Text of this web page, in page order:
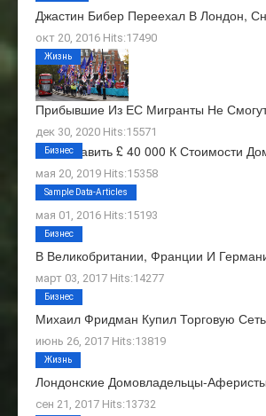
Джастин Бибер Переехал В Лондон,
окт 20, 2016 Hits:17490
Прибывшие Из ЕС Мигранты Не
дек 30, 2020 Hits:15571
Жизнь
Как Добавить £ 40 000 К Стоимости
мая 20, 2019 Hits:15358
Бизнес
О Нас
мая 01, 2016 Hits:15193
Sample Data-Articles
В Великобритании, Франции И
март 03, 2017 Hits:14277
Бизнес
Михаил Фридман Купил Торговую
июнь 26, 2017 Hits:13819
Бизнес
Лондонские Домовладельцы-
сен 21, 2017 Hits:13732
Жизнь